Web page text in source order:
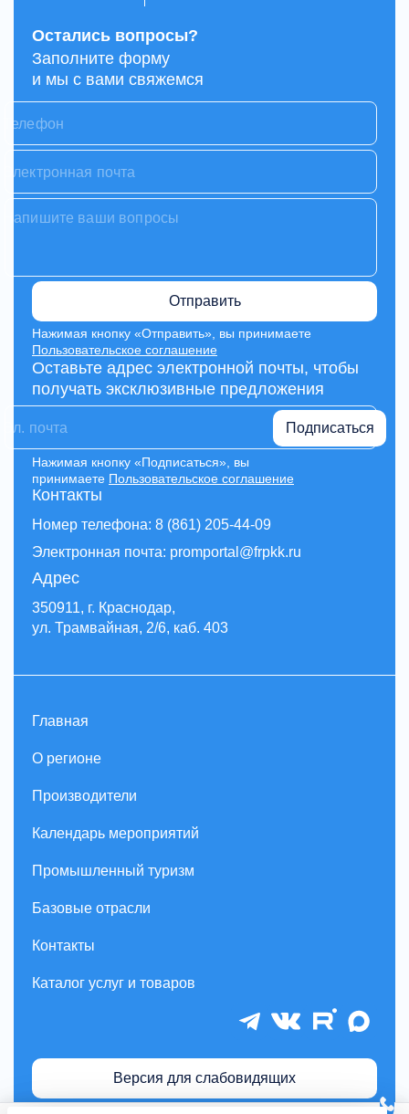
Контакты
Номер телефона: 8 (861) 205-44-09
Электронная почта: promportal@frpkk.ru
Адрес
350911, г. Краснодар,
ул. Трамвайная, 2/6, каб. 403
Остались вопросы?
Заполните форму
и мы с вами свяжемся
Отправить
Нажимая кнопку «Отправить», вы принимаете
Пользовательское соглашение
Оставьте адрес электронной почты, чтобы
получать эксклюзивные предложения
Подписаться
Нажимая кнопку «Подписаться», вы
принимаете Пользовательское соглашение
Главная
О регионе
Производители
Календарь мероприятий
Промышленный туризм
Базовые отрасли
Контакты
Каталог услуг и товаров
Версия для слабовидящих